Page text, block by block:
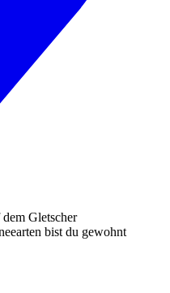
Gletscher
bist du gewohnt